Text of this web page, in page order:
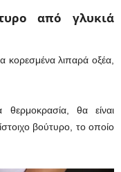
από γλυκιά
κορεσμένα λιπαρά οξέα,
θα είναι
βούτυρο, το οποίο